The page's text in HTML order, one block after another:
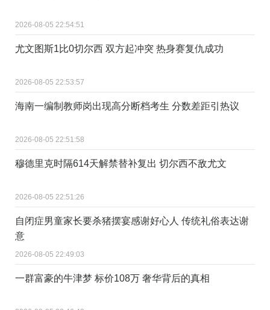
2026-08-05 22:54:51
尤文图斯1比0切尔西 双方起冲突 热身赛复仇成功
2026-08-05 22:53:57
海南一编制教师岗出现高分断档考生 分数差距引热议
2026-08-05 22:51:58
穆德里克时隔614天解禁替补复出 切尔西不敌尤文
2026-08-05 22:51:26
自闭症男童家长要杀猪摆宴感谢好心人 传统礼俗表达谢
意
2026-08-05 22:49:03
一群富豪的牛津梦 标价108万 奢华背后的真相